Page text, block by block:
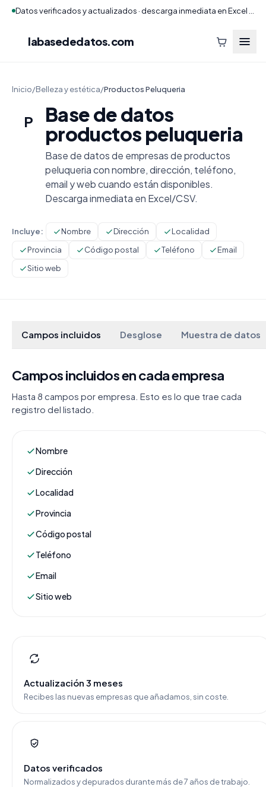
labasededatos.com
Inicio/Belleza y estética/Productos Peluqueria
P
Base de datos
productos peluqueria
Base de datos de empresas de productos
peluqueria con nombre, dirección, teléfono,
email y web cuando están disponibles.
Descarga inmediata en Excel/CSV.
Incluye: Nombre Dirección
Localidad
Provincia
Código postal Teléfono
Email
Sitio web
Campos incluidos Desglose Muestra de datos
Campos incluidos en cada empresa
Hasta 8 campos por empresa. Esto es lo que trae cada
registro del listado.
Nombre
Dirección
Localidad
Provincia
Código postal
Teléfono
Email
Sitio web
Actualización 3 meses
Recibes las nuevas empresas que añadamos, sin coste.
Datos verificados
Normalizados y depurados durante más de 7 años de trabajo.